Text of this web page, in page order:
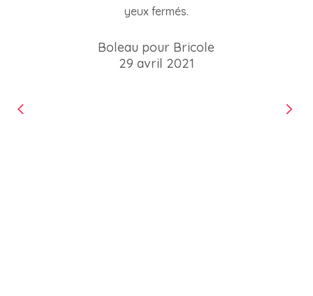
yeux fermés.
Boleau pour Bricole
29 avril 2021